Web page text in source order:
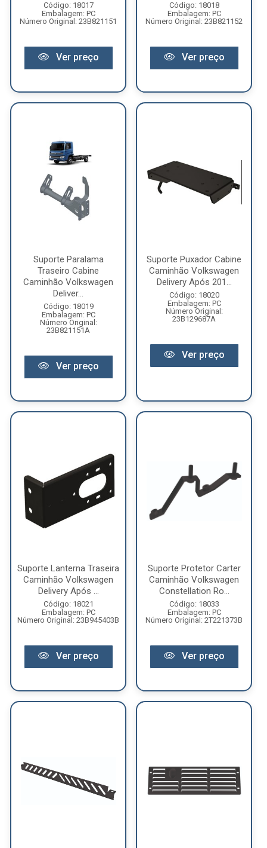
Código: 18017
Embalagem: PC
Número Original: 23B821151
Ver preço
Código: 18018
Embalagem: PC
Número Original: 23B821152
Ver preço
Suporte Paralama
Traseiro Cabine
Caminhão Volkswagen
Deliver...
Código: 18019
Embalagem: PC
Número Original:
23B821151A
Ver preço
Suporte Puxador Cabine
Caminhão Volkswagen
Delivery Após 201...
Código: 18020
Embalagem: PC
Número Original:
23B129687A
Ver preço
Suporte Lanterna Traseira
Caminhão Volkswagen
Delivery Após ...
Código: 18021
Embalagem: PC
Número Original: 23B945403B
Ver preço
Suporte Protetor Carter
Caminhão Volkswagen
Constellation Ro...
Código: 18033
Embalagem: PC
Número Original: 2T221373B
Ver preço